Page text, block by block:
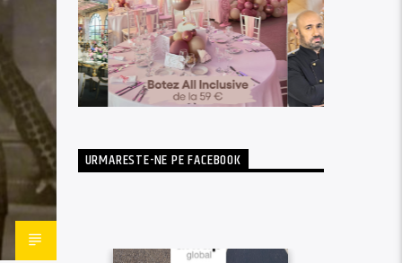
URMARESTE-NE PE FACEBOOK